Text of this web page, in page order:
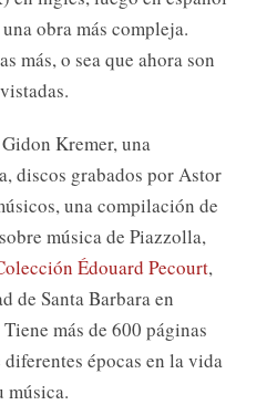
obra más compleja.
más, o sea que ahora son
Kremer, una
discos grabados por Astor
una compilación de
música de Piazzolla,
Édouard Pecourt,
de Santa Barbara en
más de 600 páginas
épocas en la vida
música.